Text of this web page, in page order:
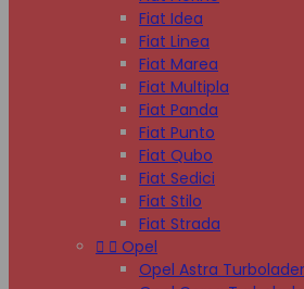
Fiat Idea
Fiat Linea
Fiat Marea
Fiat Multipla
Fiat Panda
Fiat Punto
Fiat Qubo
Fiat Sedici
Fiat Stilo
Fiat Strada
  Opel
Opel Astra Turbolader